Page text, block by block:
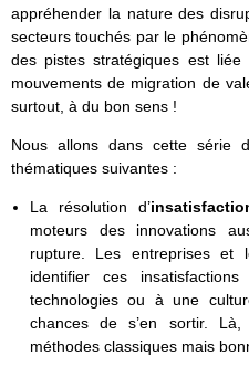
appréhender la nature des
secteurs touchés par le
des pistes stratégiques est
mouvements de migration de
surtout, à du bon sens !
Nous allons dans cette série
thématiques suivantes :
La résolution d’
moteurs des innovations
rupture. Les entreprises et
identifier ces
technologies ou à une
chances de s’en sortir.
méthodes classiques mais